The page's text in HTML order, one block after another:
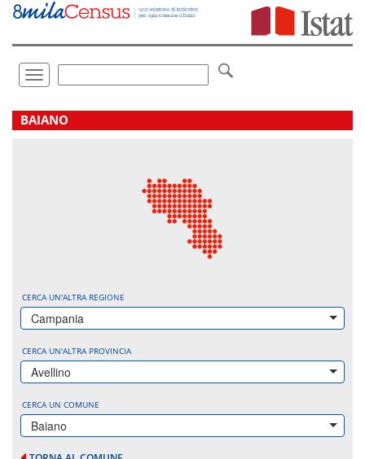
Vai
direttamente
Toggle
navigation
.
BAIANO
CERCA UN'ALTRA REGIONE
Campania
CERCA UN'ALTRA PROVINCIA
Avellino
CERCA UN COMUNE
Baiano